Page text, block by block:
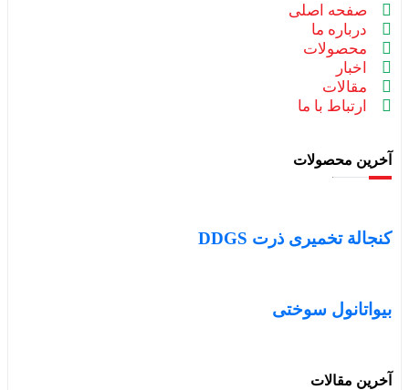
صفحه اصلی
درباره ما
محصولات
اخبار
مقالات
ارتباط با ما
آخرین محصولات
کنجالة تخمیری ذرت DDGS
بیواتانول سوختی
آخرین مقالات